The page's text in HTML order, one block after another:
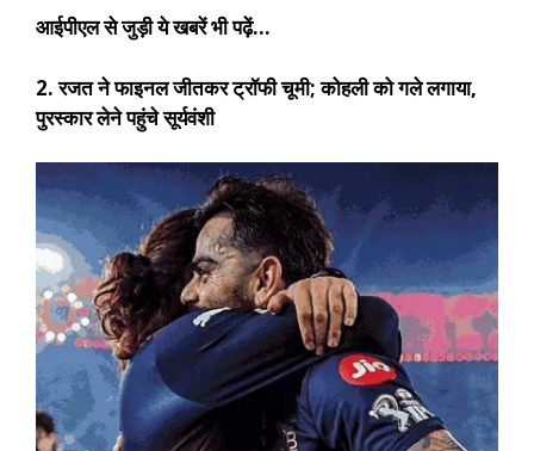
आईपीएल से जुड़ी ये खबरें भी पढ़ें…
2. रजत ने फाइनल जीतकर ट्रॉफी चूमी; कोहली को गले लगाया,
पुरस्कार लेने पहुंचे सूर्यवंशी